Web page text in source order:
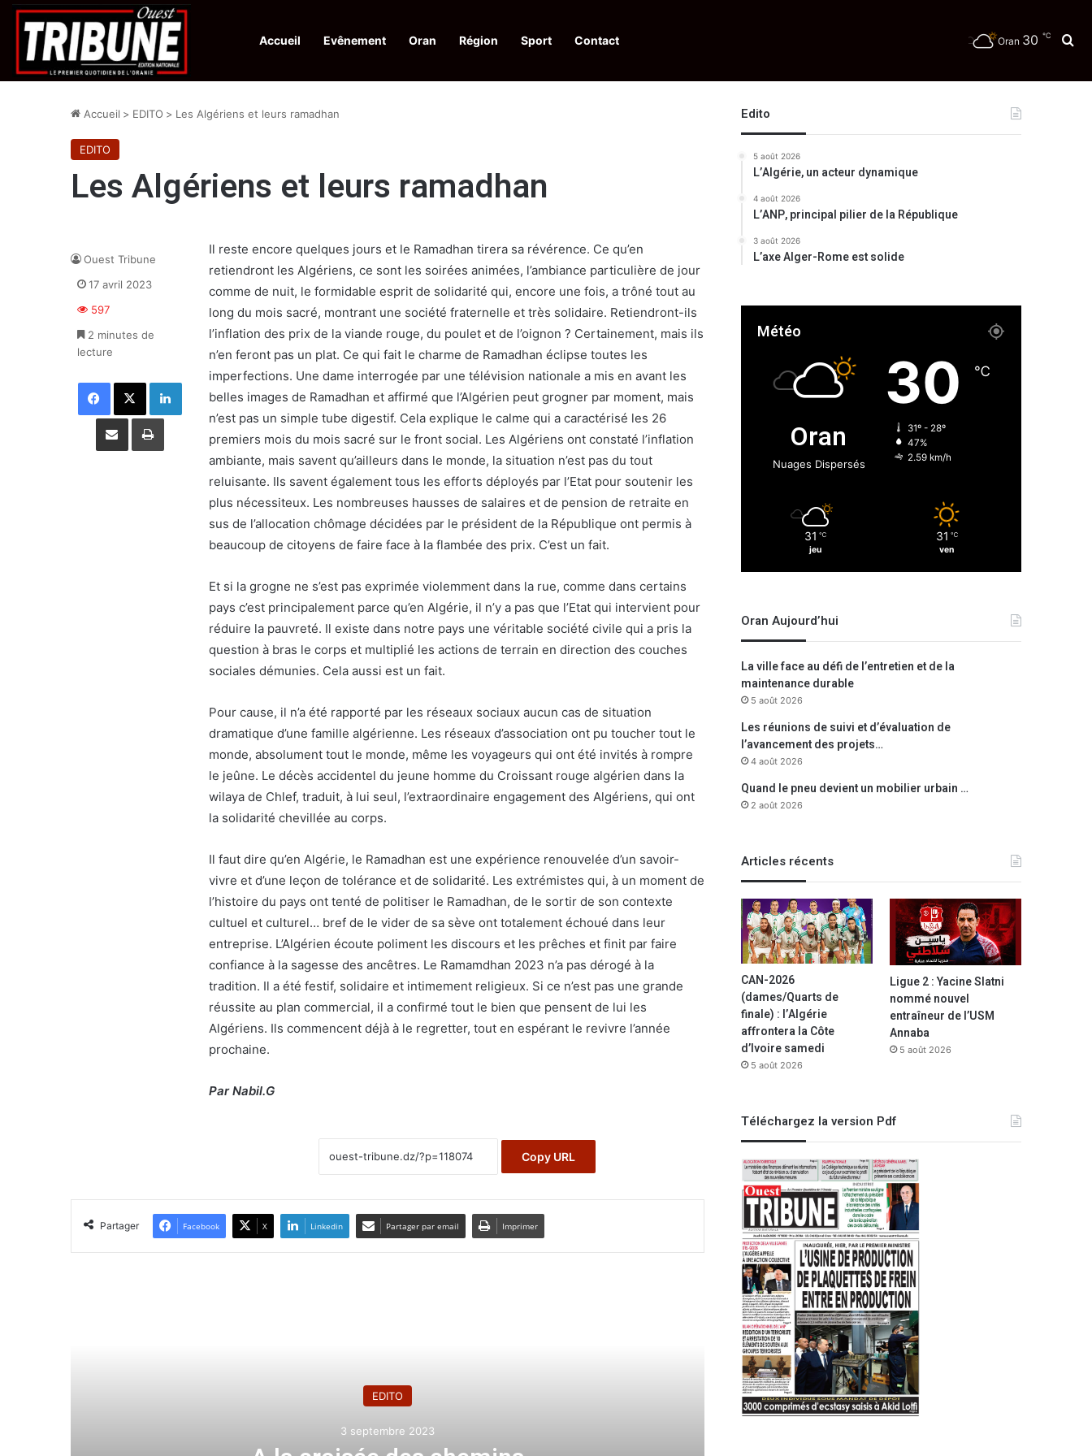
Accueil Evênement Oran Région Sport Contact Oran 30 ℃
Infos en Direct: Protection de la ville sainte d’El-Qods : l’Algérie appelle à une action collective
Accueil > EDITO > Les Algériens et leurs ramadhan
EDITO
Les Algériens et leurs ramadhan
Il reste encore quelques jours et le Ramadhan tirera sa révérence. Ce qu’en
retiendront les Algériens, ce sont les soirées animées, l’ambiance particulière de jour
comme de nuit, le formidable esprit de solidarité qui, encore une fois, a trôné tout au
long du mois sacré, montrant une société fraternelle et très solidaire. Retiendront-ils
l’inflation des prix de la viande rouge, du poulet et de l’oignon ? Certainement, mais ils
n’en feront pas un plat. Ce qui fait le charme de Ramadhan éclipse toutes les
imperfections. Une dame interrogée par une télévision nationale a mis en avant les
belles images de Ramadhan et affirmé que l’Algérien peut grogner par moment, mais
n’est pas un simple tube digestif. Cela explique le calme qui a caractérisé les 26
premiers mois du mois sacré sur le front social. Les Algériens ont constaté l’inflation
ambiante, mais savent qu’ailleurs dans le monde, la situation n’est pas du tout
reluisante. Ils savent également tous les efforts déployés par l’Etat pour soutenir les
plus nécessiteux. Les nombreuses hausses de salaires et de pension de retraite en
sus de l’allocation chômage décidées par le président de la République ont permis à
beaucoup de citoyens de faire face à la flambée des prix. C’est un fait.
Et si la grogne ne s’est pas exprimée violemment dans la rue, comme dans certains
pays c’est principalement parce qu’en Algérie, il n’y a pas que l’Etat qui intervient pour
réduire la pauvreté. Il existe dans notre pays une véritable société civile qui a pris la
question à bras le corps et multiplié les actions de terrain en direction des couches
sociales démunies. Cela aussi est un fait.
Pour cause, il n’a été rapporté par les réseaux sociaux aucun cas de situation
dramatique d’une famille algérienne. Les réseaux d’association ont pu toucher tout le
monde, absolument tout le monde, même les voyageurs qui ont été invités à rompre
le jeûne. Le décès accidentel du jeune homme du Croissant rouge algérien dans la
wilaya de Chlef, traduit, à lui seul, l’extraordinaire engagement des Algériens, qui ont
la solidarité chevillée au corps.
Il faut dire qu’en Algérie, le Ramadhan est une expérience renouvelée d’un savoir-
vivre et d’une leçon de tolérance et de solidarité. Les extrémistes qui, à un moment de
l’histoire du pays ont tenté de politiser le Ramadhan, de le sortir de son contexte
cultuel et culturel… bref de le vider de sa sève ont totalement échoué dans leur
entreprise. L’Algérien écoute poliment les discours et les prêches et finit par faire
confiance à la sagesse des ancêtres. Le Ramamdhan 2023 n’a pas dérogé à la
tradition. Il a été festif, solidaire et intimement religieux. Si ce n’est pas une grande
réussite au plan commercial, il a confirmé tout le bien que pensent de lui les
Algériens. Ils commencent déjà à le regretter, tout en espérant le revivre l’année
prochaine.
Par Nabil.G
Copy URL
Ouest Tribune
17 avril 2023
597
2 minutes de
lecture
Facebook X Linkedin
Partager par email Imprimer
Partager Facebook X Linkedin Partager par email Imprimer
EDITO
3 septembre 2023
Edito
5 août 2026
L’Algérie, un acteur dynamique
4 août 2026
L’ANP, principal pilier de la République
3 août 2026
L’axe Alger-Rome est solide
Météo
Oran
Nuages Dispersés
30 ℃
31º - 28º
47%
2.59 km/h
31 ℃
jeu
31 ℃
ven
Oran Aujourd’hui
La ville face au défi de l’entretien et de la
maintenance durable
5 août 2026
Les réunions de suivi et d’évaluation de
l’avancement des projets…
4 août 2026
Quand le pneu devient un mobilier urbain …
2 août 2026
Articles récents
CAN-2026
(dames/Quarts de
finale) : l’Algérie
affrontera la Côte
d’Ivoire samedi
5 août 2026
Ligue 2 : Yacine Slatni
nommé nouvel
entraîneur de l’USM
Annaba
5 août 2026
Téléchargez la version Pdf